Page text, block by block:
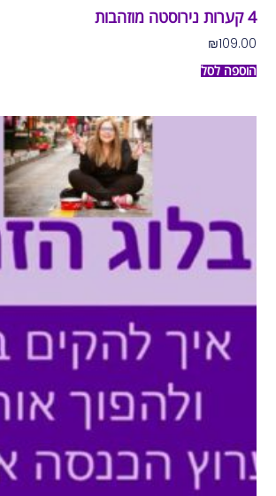
4 קערות נירוסטה מוזהבות
₪109.00
הוספה לסל